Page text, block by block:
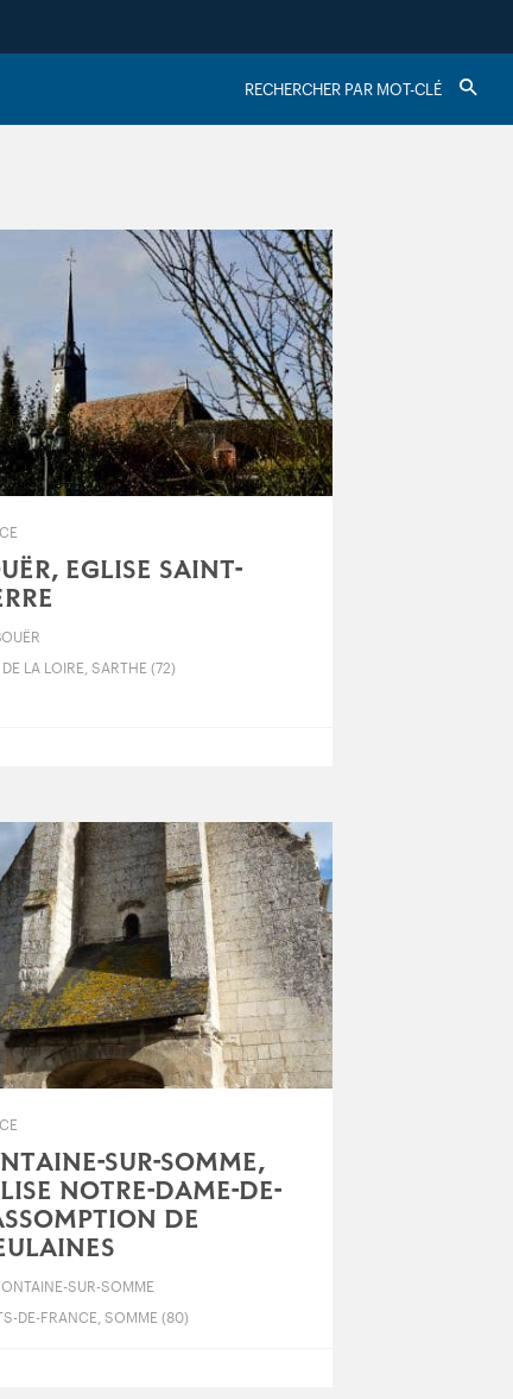
Valider
EGLISE SAINT-
DE LA LOIRE, SARTHE (72)
SUR-SOMME,
NOTRE-DAME-DE-
DE
SUR-SOMME
DE-FRANCE, SOMME (80)